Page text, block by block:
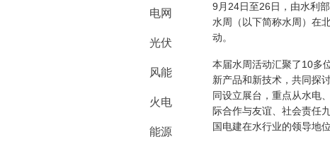
电网
光伏
风能
火电
能源
9月24日至26日，由水利
水周（以下简称水周）在
动。
本届水周活动汇聚了10多
新产品和新技术，共同探
同设立展台，重点从水电
际合作与友谊、社会责任
国电建在水行业的领导地